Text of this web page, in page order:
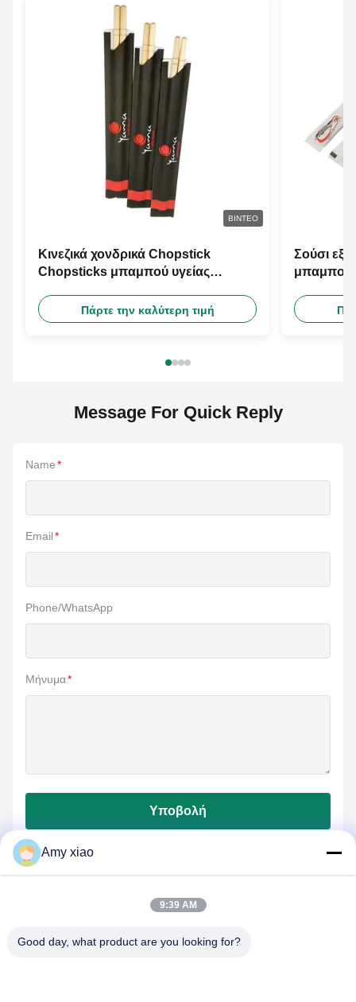
ΒΊΝΤΕΟ
Κινεζικά χονδρικά Chopstick
Chopsticks μπαμπού υγείας
Πάρτε την καλύτερη τιμή
Σούσι
μπαμπού
Message For Quick Reply
Name*
Email*
Phone/WhatsApp
Μήνυμα*
Υποβολή
Amy xiao
9:39 AM
Good day, what product are you looking for?